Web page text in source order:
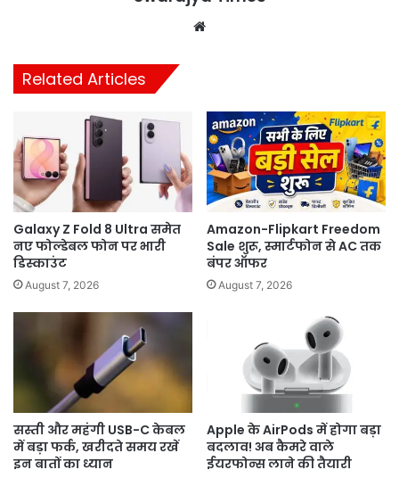
Related Articles
Galaxy Z Fold 8 Ultra समेत
नए फोल्डेबल फोन पर भारी
डिस्काउंट
August 7, 2026
Amazon-Flipkart Freedom
Sale शुरू, स्मार्टफोन से AC तक
बंपर ऑफर
August 7, 2026
सस्ती और महंगी USB-C केबल
में बड़ा फर्क, खरीदते समय रखें
इन बातों का ध्यान
Apple के AirPods में होगा बड़ा
बदलाव! अब कैमरे वाले
ईयरफोन्स लाने की तैयारी